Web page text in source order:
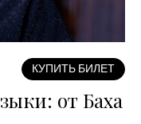
КУПИТЬ БИЛЕТ
от Баха